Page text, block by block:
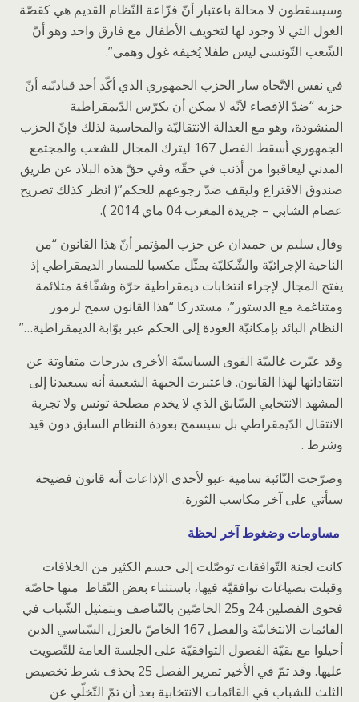
وسيسقطون لا محالة باعتبار أنّ فزّاعة النّظام القديم هي كقصّة
الغول التي لا وجود لها لتخويف الأطفال مع فارق واحد وهو أنّ
الشّعب التّونسي ليس طفلا يُخيفه غول وهمي”.
في نفس الاتّجاه سار الحزب الجمهوري الذي أكّد أحد قياديّيه أنّ
حزبه “ضدّ الإقصاء لأنّه لا يمكن أن يكرّس الدّيمقراطية
المنشودة، وهو مع العدالة الانتقاليّة والمحاسبة لذلك فإنّ الحزب
الجمهوري أسقط الفصل 167 ليترك المجال للشعب والمجتمع
المدني ليعاقبوا من أذنب في حقّه وفي حقّ هذه البلاد عن طريق
صندوق الاقتراع وليقف ضدّ رجوعهم للحكم”( انظر كذلك تصريح
عصام الشابي – جريدة المغرب 04 ماي 2014 ).
وقال سليم بن حميدان عن حزب المؤتمر أنّ هذا القانون “من
الناحية الإجرائيّة والشّكليّة يمثّل مكسبا للمسار الديمقراطي إذ
يفتح المجال لإجراء انتخابات ديمقراطية حرّة وشفّافة متلائمة
ومتناغمة مع الدستور”، مستدركا “هذا القانون سمح لرموز
النظام البائد بإمكانيّة العودة إلى الحكم عبر بوّابة الديمقراطية…”
وقد عبّرت غالبيّة القوى السياسيّة الأخرى بدرجات متفاوتة عن
انتقاداتها لهذا القانون. فاعتبرت الجبهة الشعبية أنه سيعيدنا إلى
المشهد الانتخابي السّابق الذي لا يخدم مصلحة تونس ولا تجربة
الانتقال الدّيمقراطي بل سيسمح بعودة النظام السابق دون قيد
وشرط .
وصرّحت النّائبة سامية عبو لأحدى الإذاعات أنه قانون فضيحة
سيأتي على آخر مكاسب الثورة.
مساومات وضغوط آخر لحظة
كانت لجنة التّوافقات توصّلت إلى حسم الكثير من الخلافات
وقبلت بصياغات توافقيّة فيها، باستثناء بعض النّقاط منها خاصّة
فحوى الفصلين 24 و25 الخاصّين بالتّناصف وبتمثيل الشّباب في
القائمات الانتخابيّة والفصل 167 الخاصّ بالعزل السّياسي الذين
أحيلوا مع بقيّة الفصول التوافقيّة على الجلسة العامة للتّصويت
عليها. وقد تمّ في الأخير تمرير الفصل 25 بحذف شرط تخصيص
الثلث للشباب في القائمات الانتخابية بعد أن تمّ التّخلّي عن